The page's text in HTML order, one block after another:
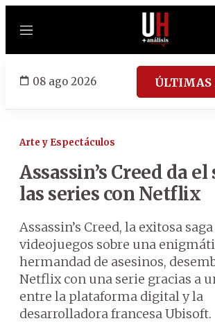
Menú
08 ago 2026 ÚLTIMAS
Arte y Espectáculos
Assassin’s Creed da el
las series con Netflix
Assassin’s Creed, la exitosa saga
videojuegos sobre una
hermandad de asesinos,
Netflix con una serie gracias a
entre la plataforma digital y la
desarrolladora francesa Ubisoft.